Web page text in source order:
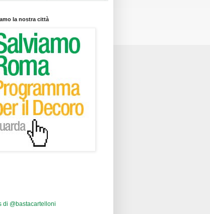
la nostra città
di @bastacartelloni